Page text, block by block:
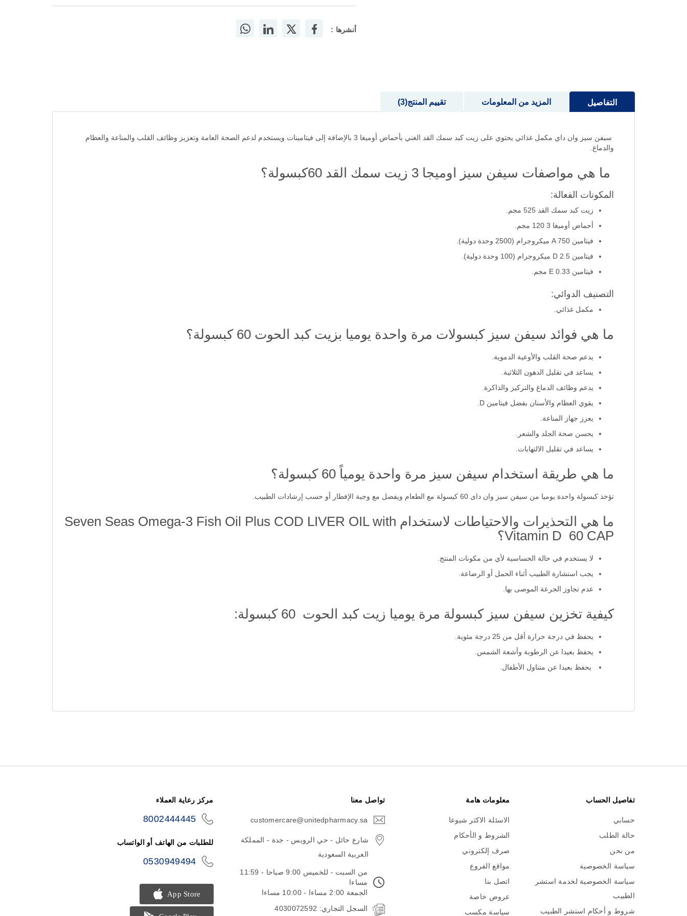
أنشرها :
التفاصيل
سيفن سيز وان داي مكمل غذائي يحتوي على زيت كبد سمك القد الغني بأحماض أوميغا 3 بالإضافة إلى فيتامينات ويستخدم لدعم الصحة العامة وتعزيز وظائف القلب والمناعة والعظام
والدماغ.
ما هي مواصفات سيفن سيز اوميجا 3 زيت سمك القد 60كبسولة؟
المكونات الفعالة:
زيت كبد سمك القد 525 مجم.
أحماض أوميغا 3 120 مجم.
فيتامين A 750 ميكروجرام (2500 وحدة دولية).
فيتامين D 2.5 ميكروجرام (100 وحدة دولية).
فيتامين E 0.33 مجم.
التصنيف الدوائي:
مكمل غذائي.
ما هي فوائد سيفن سيز كبسولات مرة واحدة يوميا بزيت كبد الحوت 60 كبسولة؟
يدعم صحة القلب والأوعية الدموية.
يساعد في تقليل الدهون الثلاثية.
يدعم وظائف الدماغ والتركيز والذاكرة.
يقوي العظام والأسنان بفضل فيتامين D.
يعزز جهاز المناعة.
يحسن صحة الجلد والشعر.
يساعد في تقليل الالتهابات.
ما هي طريقة استخدام سيفن سيز مرة واحدة يومياً 60 كبسولة؟
تؤخذ كبسولة واحدة يوميا من سيفن سيز وان داى 60 كبسولة مع الطعام ويفضل مع وجبة الإفطار أو حسب إرشادات الطبيب.
ما هي التحذيرات والاحتياطات لاستخدام Seven Seas Omega-3 Fish Oil Plus COD LIVER OIL with
Vitamin D 60 CAP؟
لا يستخدم في حالة الحساسية لأي من مكونات المنتج.
يجب استشارة الطبيب أثناء الحمل أو الرضاعة.
عدم تجاوز الجرعة الموصى بها.
كيفية تخزين سيفن سيز كبسولة مرة يوميا زيت كبد الحوت 60 كبسولة:
يحفظ في درجة حرارة أقل من 25 درجة مئوية.
يحفظ بعيدا عن الرطوبة وأشعة الشمس.
يحفظ بعيدا عن متناول الأطفال.
المزيد من المعلومات تقييم المنتج 3
تفاصيل الحساب
حسابي
حالة الطلب
من نحن
سياسة الخصوصية
سياسة الخصوصية لخدمة استشر
الطبيب
شروط و أحكام استشر الطبيب
معلومات هامة
الاسئلة الاكثر شيوعا
الشروط و الأحكام
صرف إلكتروني
مواقع الفروع
اتصل بنا
عروض خاصة
سياسة مكسب
تواصل معنا
customercare@unitedpharmacy.sa
شارع حائل - حي الرويس - جدة - المملكة
العربية السعودية
من السبت - للخميس 9:00 صباحا - 11:59
مساءا
الجمعة 2:00 مساءا - 10:00 مساءا
السجل التجاري: 4030072592
مركز رعاية العملاء
8002444445
للطلبات من الهاتف أو الواتساب
0530949494